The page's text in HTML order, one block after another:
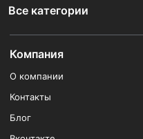
Все категории
Компания
О компании
Контакты
Блог